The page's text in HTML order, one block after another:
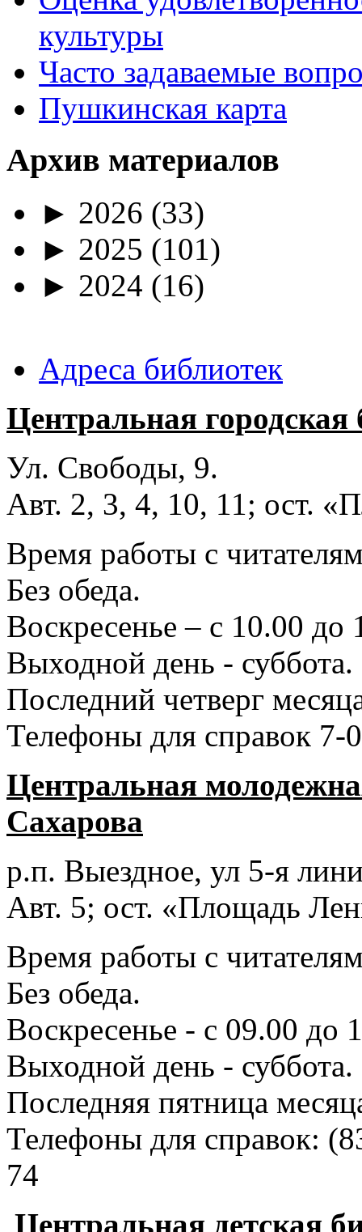
культуры
Часто задаваемые
Пушкинская карта
Архив материалов
► 2026 (33)
► 2025 (101)
► 2024 (16)
Адреса библиотек
Центральная
Ул. Свободы, 9.
Авт. 2, 3, 4, 10, 11; ост.
Время работы с
Без обеда.
Воскресенье – с 10.00 до
Выходной день - суббота.
Последний четверг
Телефоны для справок 7-
Центральная
Сахарова
р.п. Выездное, ул 5-я
Авт. 5; ост. «Площадь
Время работы с
Без обеда.
Воскресенье - с 09.00 до
Выходной день - суббота.
Последняя пятница
Телефоны для справок:
74
Центральная детская